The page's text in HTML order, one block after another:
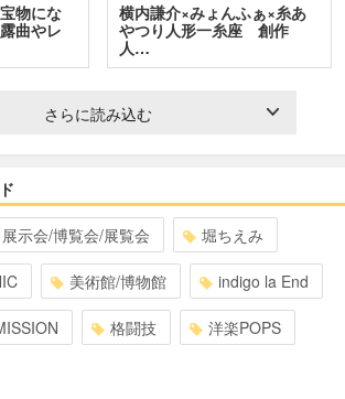
物にな
曲やレ
横内謙介×みょんふぁ×糸あ
やつり人形一糸座 創作
人…
さらに読み込む
展示会/博覧会/展覧会 堀ちえみ
美術館/博物館 indigo la End
格闘技 洋楽POPS